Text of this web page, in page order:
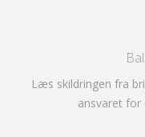
Læs skildringen fra
ansvaret for